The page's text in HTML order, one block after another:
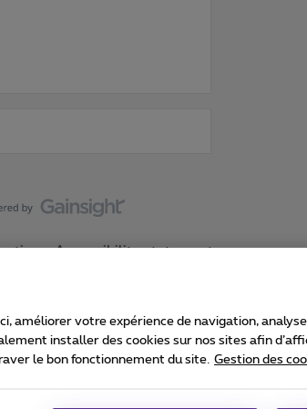
Accessibility statement
améliorer votre expérience de navigation,
installer des cookies sur nos sites afin
le bon fonctionnement du site. Gestion des